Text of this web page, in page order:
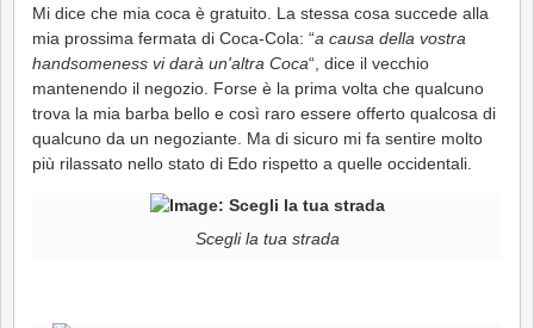
Mi dice che mia coca è gratuito. La stessa cosa succede alla
mia prossima fermata di Coca-Cola: “a causa della vostra
handsomeness vi darà un'altra Coca“, dice il vecchio
mantenendo il negozio. Forse è la prima volta che qualcuno
trova la mia barba bello e così raro essere offerto qualcosa di
qualcuno da un negoziante. Ma di sicuro mi fa sentire molto
più rilassato nello stato di Edo rispetto a quelle occidentali.
Scegli la tua strada